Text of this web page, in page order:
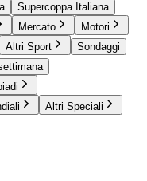
Supercoppa Italiana
Mercato
Motori
Altri Sport
Sondaggi
Altri Speciali